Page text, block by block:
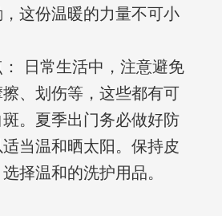
这份温暖的力量不可小
日常生活中，注意避免
、划伤等，这些都有可
。夏季出门务必做好防
当温和晒太阳。保持皮
择温和的洗护用品。